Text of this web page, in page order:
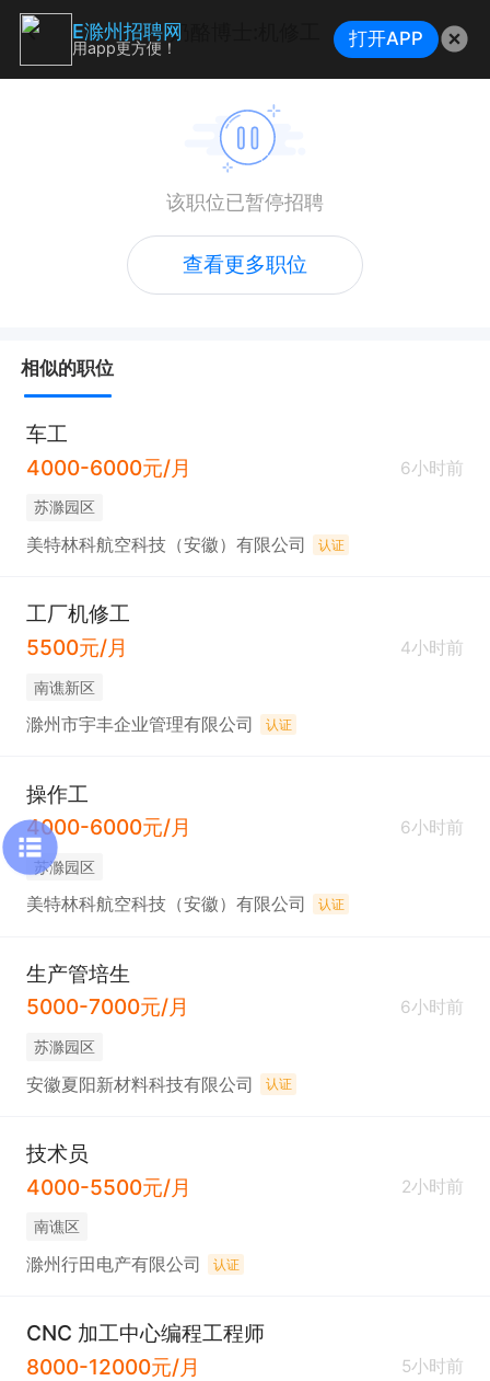
奶酪博士:机修工
该职位已暂停招聘
查看更多职位
相似的职位
车工
4000-6000元/月
6小时前
苏滁园区
美特林科航空科技（安徽）有限公司 认证
工厂机修工
5500元/月
4小时前
南谯新区
滁州市宇丰企业管理有限公司 认证
操作工
4000-6000元/月
6小时前
苏滁园区
美特林科航空科技（安徽）有限公司 认证
生产管培生
5000-7000元/月
6小时前
苏滁园区
安徽夏阳新材料科技有限公司 认证
技术员
4000-5500元/月
2小时前
南谯区
滁州行田电产有限公司 认证
CNC 加工中心编程工程师
8000-12000元/月
5小时前
E滁州招聘网
用app更方便！ 打开APP